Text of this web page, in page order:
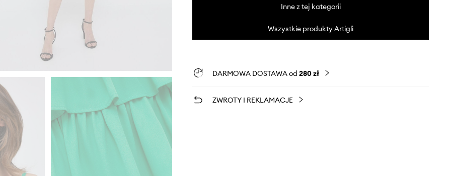
Inne z tej kategorii
Wszystkie produkty Artigli
DARMOWA DOSTAWA od 280 zł
ZWROTY I REKLAMACJE